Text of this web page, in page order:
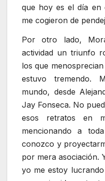
que hoy es el día en
me cogieron de
Por otro lado,
actividad un triunfo
los que
estuvo tremendo.
mundo, desde
Jay Fonseca. No
esos retratos en
mencionando a
conozco y
por mera asociación.
yo me estoy